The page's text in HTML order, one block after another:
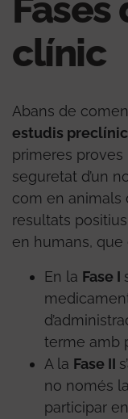
clínic
Abans de
estudis
primeres proves
seguretat d’un
com en animals
resultats
en humans, que
En la Fase I
terme amb
A la Fase II
no només
participar